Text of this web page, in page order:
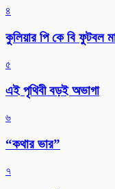
৪
কুলিয়ার পি কে বি ফুটবল
৫
এই পৃথিবী বড়ই অভাগা
৬
“কথার ভার”
৭